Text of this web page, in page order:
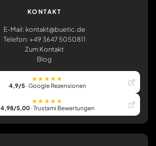
KONTAKT
E-Mail: kontakt@buetic.de
Telefon: +49 3647 5050811
Zum Kontakt
Blog
★★★★★
4,9/5· Google Rezensionen
★★★★★
4,98/5,00· Trustami Bewertungen